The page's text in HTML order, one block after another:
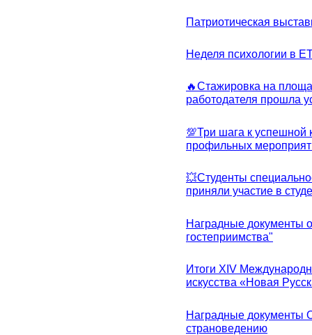
Патриотическая
Неделя психологии в
🔥Стажировка на
работодателя прошла
💯Три шага к успешной
профильных
💥Студенты
приняли участие в
Наградные документы
гостеприимства"
Итоги XIV
искусства «Новая
Наградные документы
страноведению